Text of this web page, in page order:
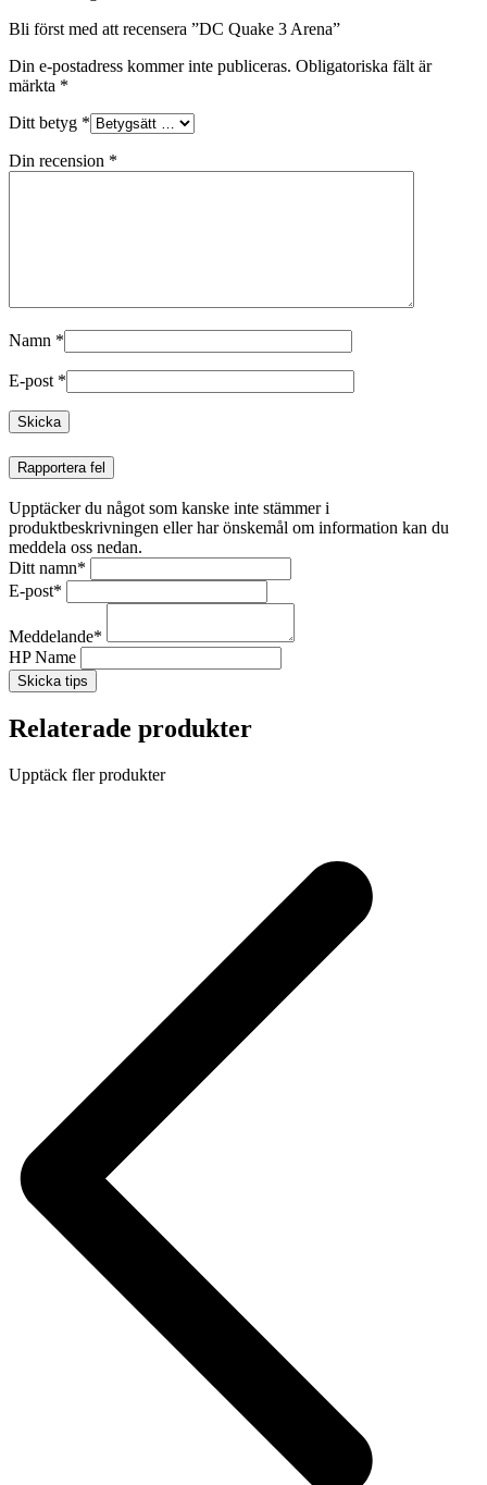
Bli först med att recensera ”DC Quake 3 Arena”
Din e-postadress kommer inte publiceras. Obligatoriska fält är
märkta *
Ditt betyg *
Din recension *
Namn *
E-post *
Rapportera fel
Upptäcker du något som kanske inte stämmer i
produktbeskrivningen eller har önskemål om information kan du
meddela oss nedan.
Ditt namn*
E-post*
Meddelande*
HP Name
Skicka tips
Relaterade produkter
Upptäck fler produkter